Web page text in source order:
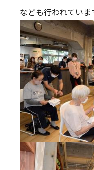
なども行われていま